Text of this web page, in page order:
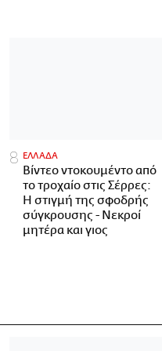
ΕΛΛΑΔΑ
Βίντεο ντοκουμέντο από
το τροχαίο στις Σέρρες:
Η στιγμή της σφοδρής
σύγκρουσης - Νεκροί
μητέρα και γιος